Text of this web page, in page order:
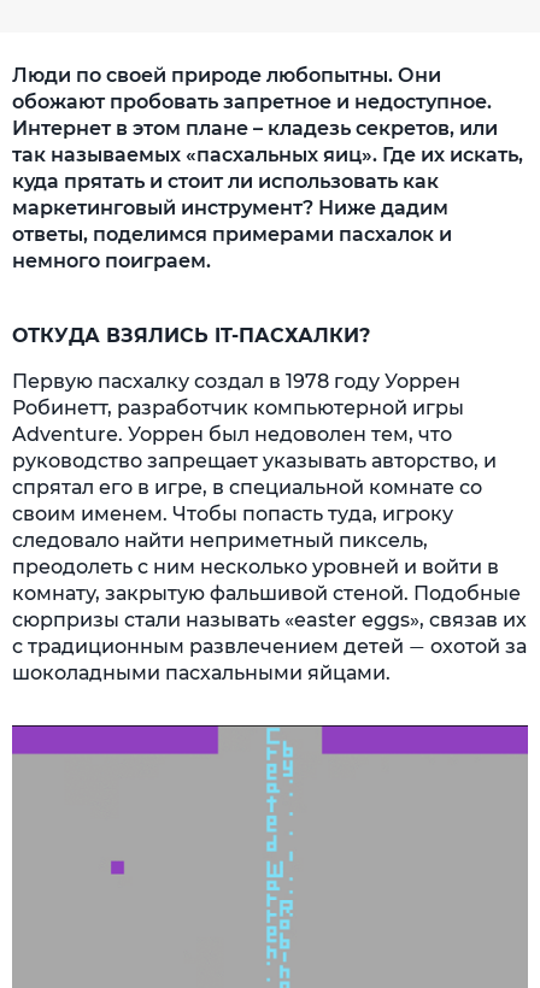
Люди по своей природе любопытны. Они
обожают пробовать запретное и недоступное.
Интернет в этом плане – кладезь секретов, или
так называемых «пасхальных яиц». Где их искать,
куда прятать и стоит ли использовать как
маркетинговый инструмент? Ниже дадим
ответы, поделимся примерами пасхалок и
немного поиграем.
ОТКУДА ВЗЯЛИСЬ IT-ПАСХАЛКИ?
Первую пасхалку создал в 1978 году Уоррен
Робинетт, разработчик компьютерной игры
Adventure. Уоррен был недоволен тем, что
руководство запрещает указывать авторство, и
спрятал его в игре, в специальной комнате со
своим именем. Чтобы попасть туда, игроку
следовало найти неприметный пиксель,
преодолеть с ним несколько уровней и войти в
комнату, закрытую фальшивой стеной. Подобные
сюрпризы стали называть «easter eggs», связав их
с традиционным развлечением детей — охотой за
шоколадными пасхальными яйцами.